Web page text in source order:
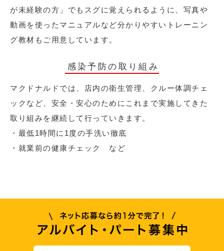
が未経験の方」でもスグに覚えられるように、写真や
動画を使ったマニュアルなど分かりやすいトレーニン
グ教材もご用意しています。
感染予防の取り組み
マクドナルドでは、店内の衛生管理、クルー体調チェ
ックなど、安全・安心のためにこれまで実施してきた
取り組みを継続して行っていきます。
・最低1時間に1度の手洗い徹底
・就業前の健康チェック など